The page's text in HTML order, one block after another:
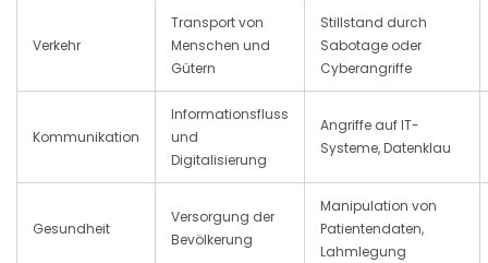
Verkehr
Transport von
Menschen und
Gütern
Stillstand durch
Sabotage oder
Cyberangriffe
Kommunikation
Informationsfluss
und
Digitalisierung
Angriffe auf IT-
Systeme, Datenklau
Gesundheit
Versorgung der
Bevölkerung
Manipulation von
Patientendaten,
Lahmlegung